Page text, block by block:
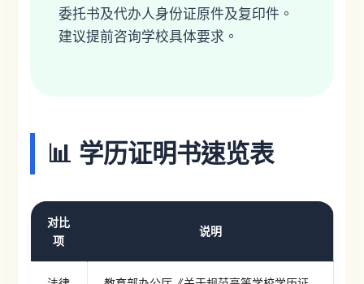
委托书及代办人身份证原件及复印件。
建议提前咨询学校具体要求。
📊 学历证明书速览表
对比
项
说明